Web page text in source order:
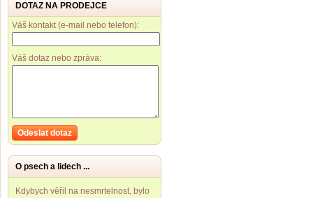
DOTAZ NA PRODEJCE
Váš kontakt (e-mail nebo telefon):
Váš dotaz nebo zpráva:
Odeslat dotaz
O psech a lidech ...
Kdybych věřil na nesmrtelnost, bylo